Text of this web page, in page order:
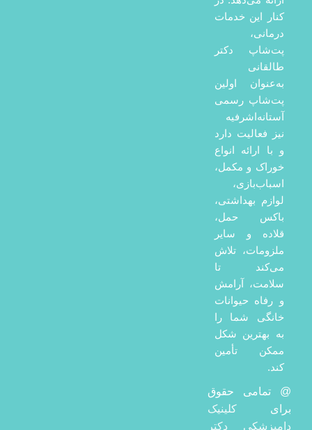
کنار این خدمات
درمانی،
پت‌شاپ دکتر
طالقانی
به‌عنوان اولین
پت‌شاپ رسمی
آستانه‌اشرفیه
نیز فعالیت دارد
و با ارائه انواع
خوراک و مکمل،
اسباب‌بازی،
لوازم بهداشتی،
باکس حمل،
قلاده و سایر
ملزومات، تلاش
می‌کند تا
سلامت، آرامش
و رفاه حیوانات
خانگی شما را
به بهترین شکل
ممکن تأمین
کند.
@ تمامی حقوق
برایکلینیک
دامپزشکی دکتر